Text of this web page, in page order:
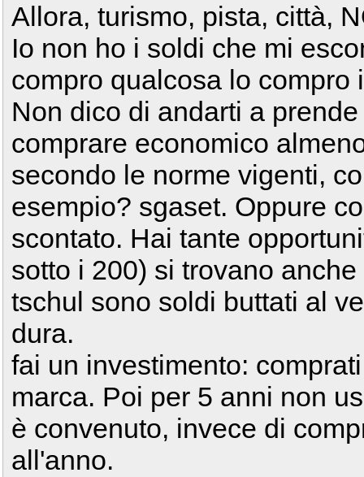
Allora, turismo, pista, città,
Io non ho i soldi che mi
compro qualcosa lo compro
Non dico di andarti a
comprare economico
secondo le norme vigenti,
esempio? sgaset. Oppure
scontato. Hai tante
sotto i 200) si trovano
tschul sono soldi buttati al
dura.
fai un investimento:
marca. Poi per 5 anni non
è convenuto, invece di
all'anno.